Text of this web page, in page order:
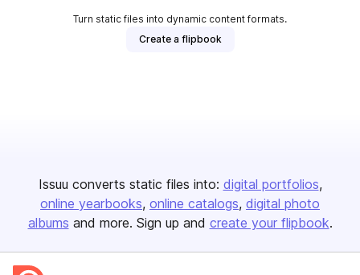
Turn static files into dynamic content formats.
Create a flipbook
Issuu converts static files into: digital portfolios
online yearbooks online catalogs digital photo
albums and more. Sign up and create your flipbook.